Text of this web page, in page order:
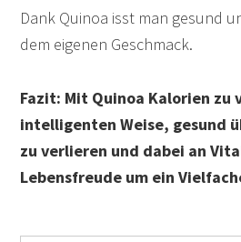
Dank Quinoa isst man gesund
dem eigenen Geschmack.
Fazit: Mit Quinoa Kalorien
intelligenten Weise, gesund
zu verlieren und dabei an
Lebensfreude um ein